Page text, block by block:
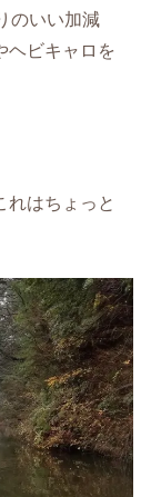
のいい加減
ヘビキャロを
れはちょっと